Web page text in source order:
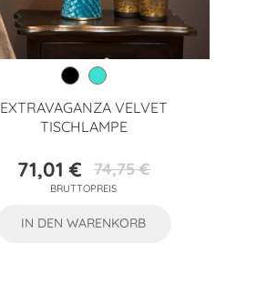
EXTRAVAGANZA VELVET
TISCHLAMPE
Preis
71,01 € Verkaufspreis
74,75 €
BRUTTOPREIS
IN DEN WARENKORB